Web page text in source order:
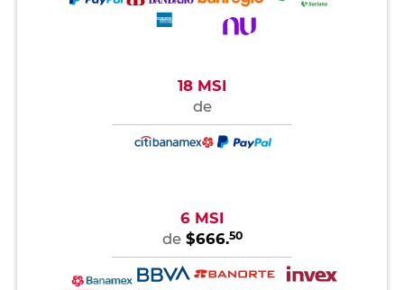
18 MSI
de
6 MSI
de $666.50